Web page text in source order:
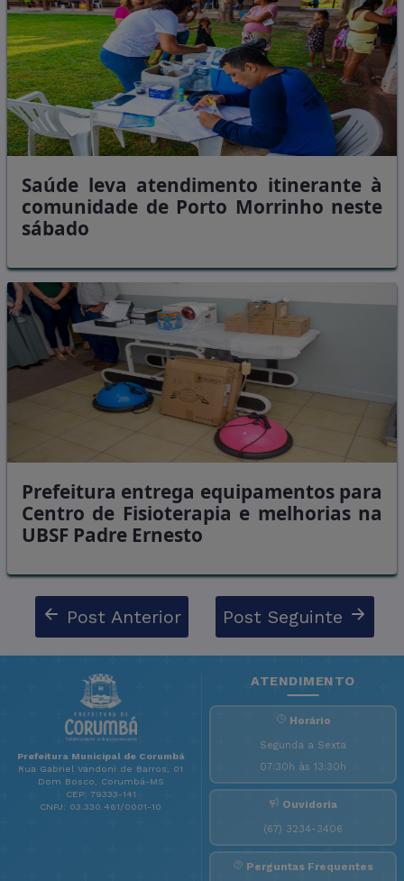
Saúde leva atendimento itinerante à
comunidade de Porto Morrinho neste
sábado
Prefeitura entrega equipamentos para
Centro de Fisioterapia e melhorias na
UBSF Padre Ernesto
Post Anterior Post Seguinte
Prefeitura Municipal de Corumbá
Rua Gabriel Vandoni de Barros, 01
Dom Bosco, Corumbá-MS
CEP: 79333-141
CNPJ: 03.330.461/0001-10
ATENDIMENTO
Horário
Segunda a Sexta
07:30h às 13:30h
Ouvidoria
(67) 3234-3406
Perguntas Frequentes